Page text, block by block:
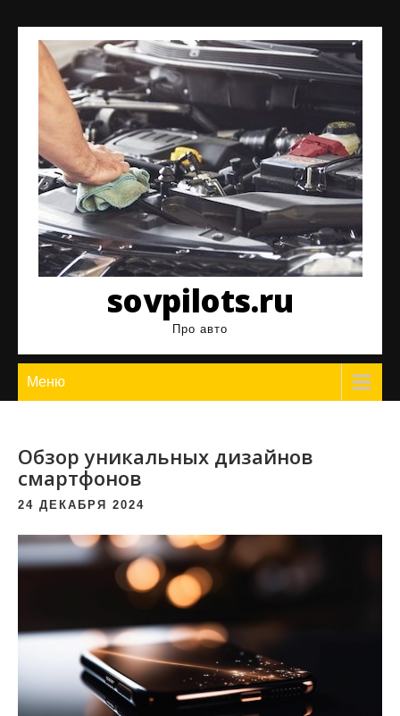
содержимому
sovpilots.ru
Про авто
Меню
Обзор уникальных дизайнов
смартфонов
24 ДЕКАБРЯ 2024